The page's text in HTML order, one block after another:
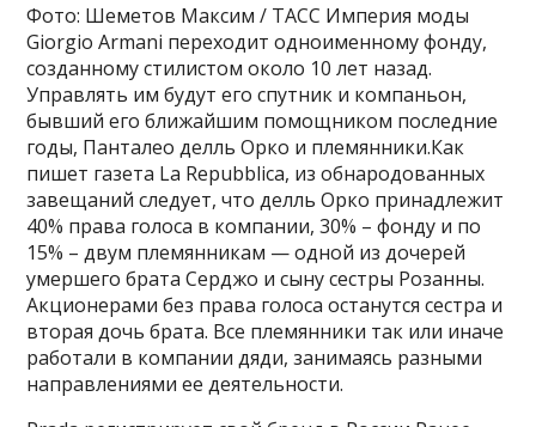
Фото: Шеметов Максим / ТАСС Империя моды
Giorgio Armani переходит одноименному фонду,
созданному стилистом около 10 лет назад.
Управлять им будут его спутник и компаньон,
бывший его ближайшим помощником последние
годы, Панталео делль Орко и племянники.Как
пишет газета La Repubblica, из обнародованных
завещаний следует, что делль Орко принадлежит
40% права голоса в компании, 30% – фонду и по
15% – двум племянникам — одной из дочерей
умершего брата Серджо и сыну сестры Розанны.
Акционерами без права голоса останутся сестра и
вторая дочь брата. Все племянники так или иначе
работали в компании дяди, занимаясь разными
направлениями ее деятельности.